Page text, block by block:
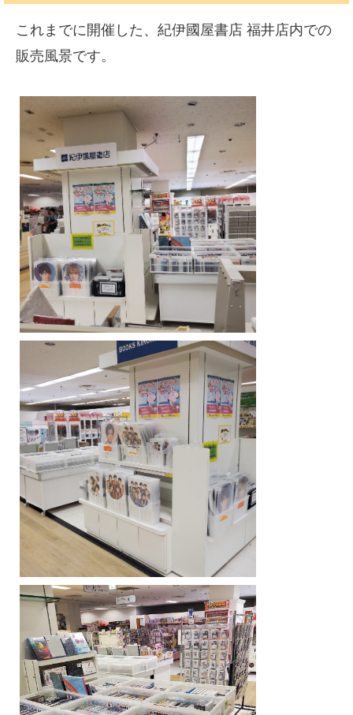
倍！嵐、関ジャニ∞、Hey!Say!JUMP、NEW...
これまでに開催した、紀伊國屋書店 福井店内での
販売風景です。